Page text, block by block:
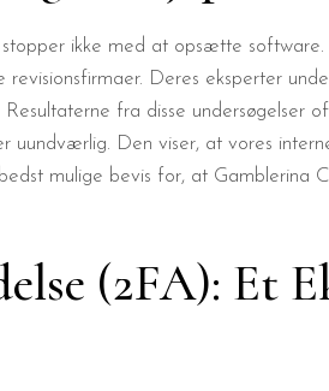
ikke med at opsætte
Deres eksperter
fra disse undersøgelser
Den viser, at vores
mulige bevis for, at Gamblerina
(2FA): Et